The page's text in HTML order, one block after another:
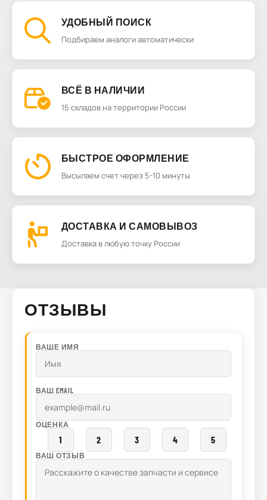
УДОБНЫЙ ПОИСК
Подбираем аналоги автоматически
ВСЁ В НАЛИЧИИ
15 складов на территории России
БЫСТРОЕ ОФОРМЛЕНИЕ
Высылаем счет через 5-10 минуты
ДОСТАВКА И САМОВЫВОЗ
Доставка в любую точку России
ОТЗЫВЫ
ВАШЕ ИМЯ
ВАШ EMAIL
ОЦЕНКА
1 2 3 4 5
ВАШ ОТЗЫВ